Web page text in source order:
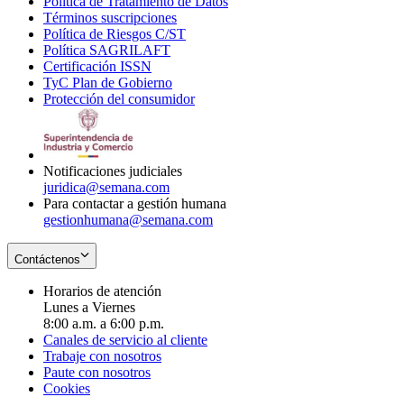
new
window
Términos suscripciones
in
Política de Riesgos C/ST
Política SAGRILAFT
new
window
Certificación ISSN
in
new
TyC Plan de Gobierno
in
Protección del consumidorOpens
Notificaciones judiciales
juridica@semana.com
Para contactar a gestión humana
gestionhumana@semana.com
Contáctenos
Horarios de atención
Lunes a Viernes
8:00 a.m. a 6:00 p.m.
Canales de servicio al cliente
Trabaje con nosotros
Paute con nosotros
Cookies